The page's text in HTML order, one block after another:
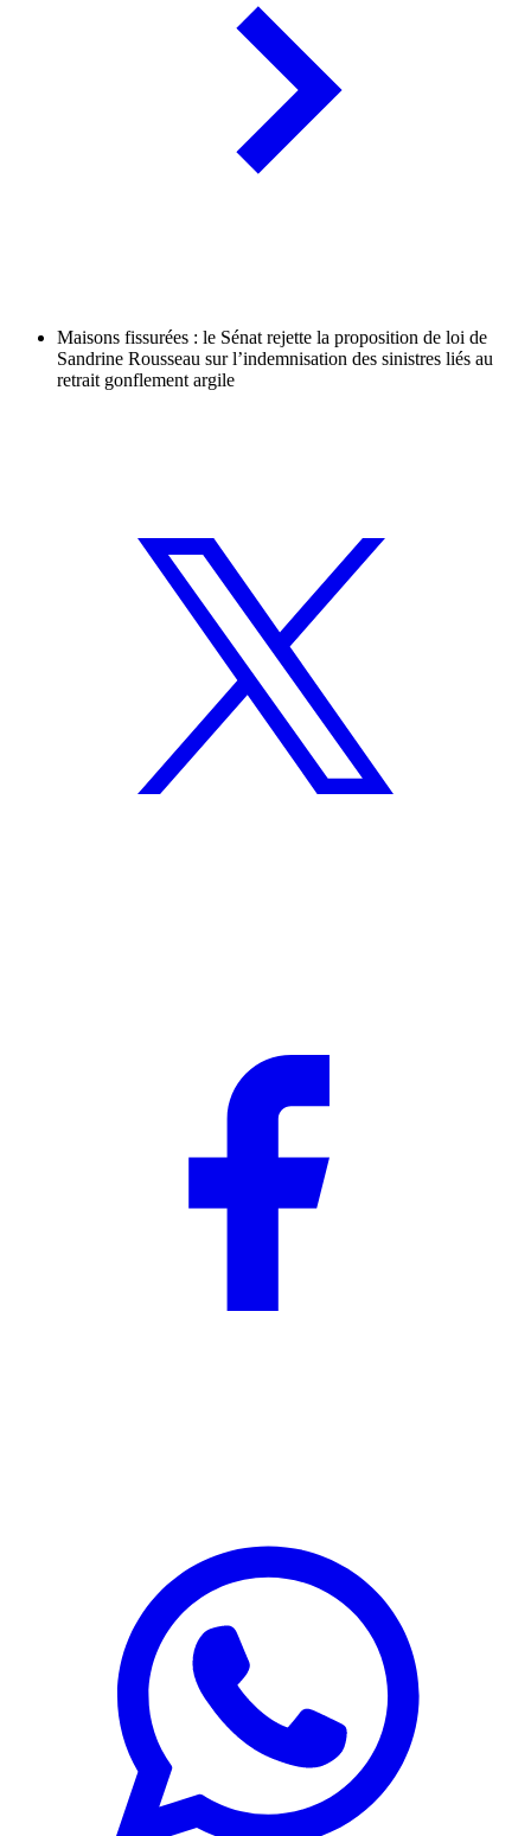
Maisons fissurées : le Sénat rejette la proposition de loi de
Sandrine Rousseau sur l’indemnisation des sinistres liés au
retrait gonflement argile